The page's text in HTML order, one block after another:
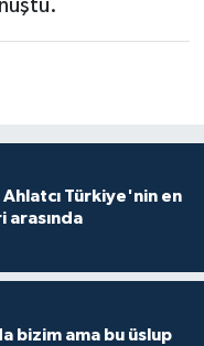
Ahlatcı Türkiye'nin en
arasında
bizim ama bu üslup